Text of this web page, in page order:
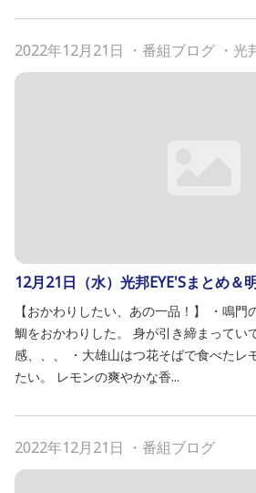
2022年12月21日 ・ 番組ブログ ・ 光
12月21日（水）光邦EYE'Sまとめ＆
【おかわりしたい、あの一品！】 ・鳴
鯛をおかわりした。 身が引き締まってい
感、、、 ・大雄山はつ花そばで食べたレ
たい。 レモンの爽やかな香...
2022年12月21日 ・ 番組ブログ